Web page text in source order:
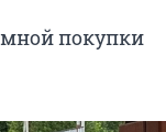
покупки